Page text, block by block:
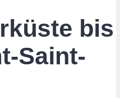
bis
Saint-